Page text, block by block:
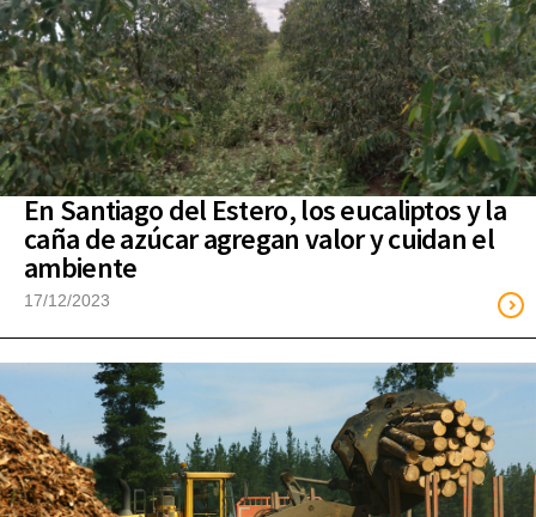
En Santiago del Estero, los eucaliptos y la
caña de azúcar agregan valor y cuidan el
ambiente
17/12/2023